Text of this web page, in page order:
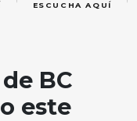
ESCUCHA AQUÍ
BC
este